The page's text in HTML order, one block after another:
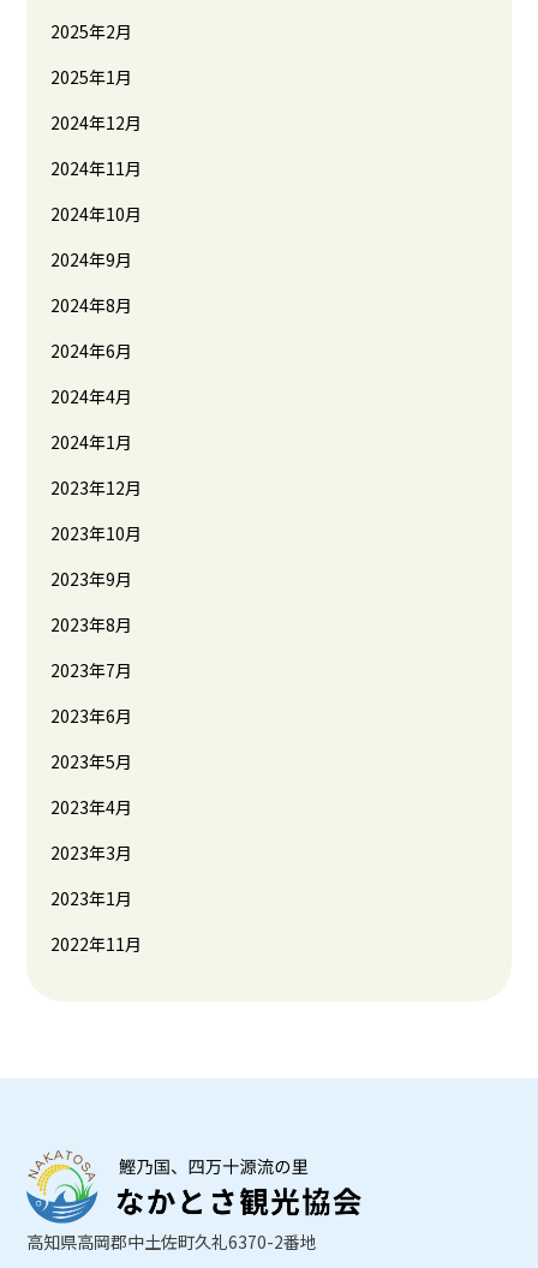
2025年2月
2025年1月
2024年12月
2024年11月
2024年10月
2024年9月
2024年8月
2024年6月
2024年4月
2024年1月
2023年12月
2023年10月
2023年9月
2023年8月
2023年7月
2023年6月
2023年5月
2023年4月
2023年3月
2023年1月
2022年11月
高知県高岡郡中土佐町久礼6370-2番地